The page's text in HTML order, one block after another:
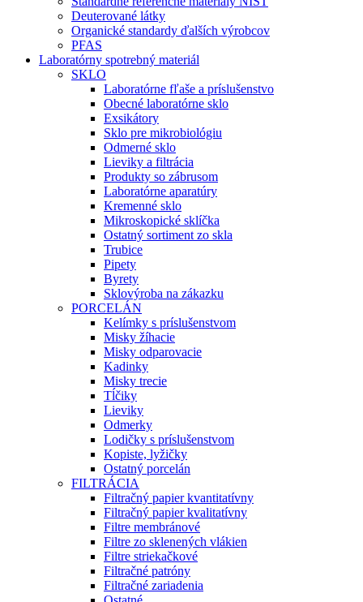
Deuterované látky
Organické standardy ďalších výrobcov
PFAS
Laboratórny spotrebný materiál
SKLO
Laboratórne fľaše a príslušenstvo
Obecné laboratórne sklo
Exsikátory
Sklo pre mikrobiológiu
Odmerné sklo
Lieviky a filtrácia
Produkty so zábrusom
Laboratórne aparatúry
Kremenné sklo
Mikroskopické sklíčka
Ostatný sortiment zo skla
Trubice
Pipety
Byrety
Sklovýroba na zákazku
PORCELÁN
Kelímky s príslušenstvom
Misky žíhacie
Misky odparovacie
Kadinky
Misky trecie
Tĺčiky
Lieviky
Odmerky
Lodičky s príslušenstvom
Kopiste, lyžičky
Ostatný porcelán
FILTRÁCIA
Filtračný papier kvantitatívny
Filtračný papier kvalitatívny
Filtre membránové
Filtre zo sklenených vlákien
Filtre striekačkové
Filtračné patróny
Filtračné zariadenia